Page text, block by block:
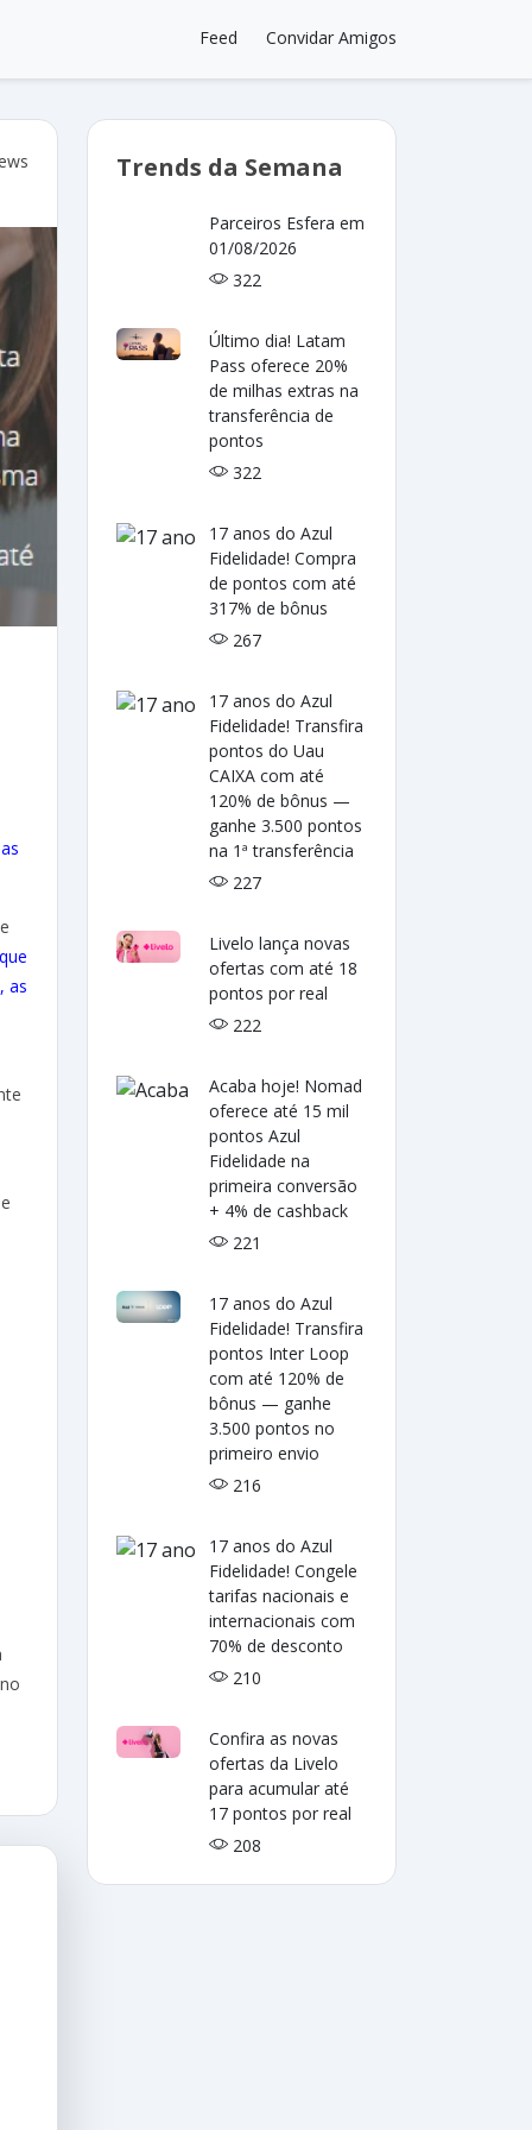
Feed Convidar Amigos
as
Trends da Semana
Parceiros Esfera em
01/08/2026
322
Último dia! Latam
Pass oferece 20%
de milhas extras na
transferência de
pontos
322
17 anos do Azul
Fidelidade! Compra
de pontos com até
317% de bônus
267
17 anos do Azul
Fidelidade! Transfira
pontos do Uau
CAIXA com até
120% de bônus —
ganhe 3.500 pontos
na 1ª transferência
227
Livelo lança novas
ofertas com até 18
pontos por real
222
Acaba hoje! Nomad
oferece até 15 mil
pontos Azul
Fidelidade na
primeira conversão
+ 4% de cashback
221
17 anos do Azul
Fidelidade! Transfira
pontos Inter Loop
com até 120% de
bônus — ganhe
3.500 pontos no
primeiro envio
216
17 anos do Azul
Fidelidade! Congele
tarifas nacionais e
internacionais com
70% de desconto
210
Confira as novas
ofertas da Livelo
para acumular até
17 pontos por real
208